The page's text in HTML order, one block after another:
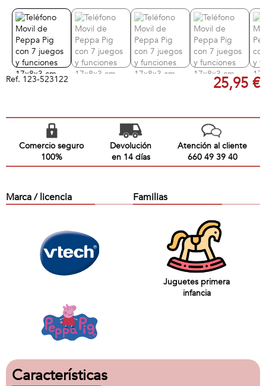
Ref. 123-523122 25,95 €
Comercio seguro
100%
Devolución
en 14 días
Atención al cliente
660 49 39 40
Marca / licencia Familias
Juguetes primera
infancia
Características